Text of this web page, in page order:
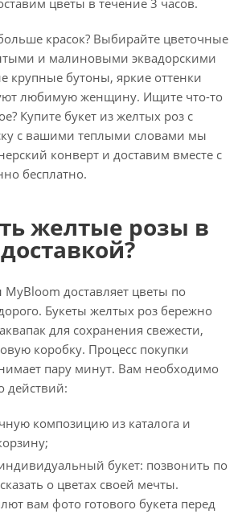
цветы в течение 3 часов.
красок? Выбирайте цветочные
и малиновыми эквадорскими
крупные бутоны, яркие оттенки
любимую женщину. Ищите что-то
Купите букет из желтых роз с
с вашими теплыми словами мы
конверт и доставим вместе с
бесплатно.
желтые розы в
MyBloom доставляет цветы по
Букеты желтых роз бережно
для сохранения свежести,
коробку. Процесс покупки
пару минут. Вам необходимо
действий:
композицию из каталога и
букет: позвонить по
о цветах своей мечты.
вам фото готового букета перед